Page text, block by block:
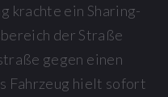
krachte ein Sharing-
der Straße
gegen einen
Fahrzeug hielt sofort